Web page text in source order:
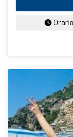
Orario